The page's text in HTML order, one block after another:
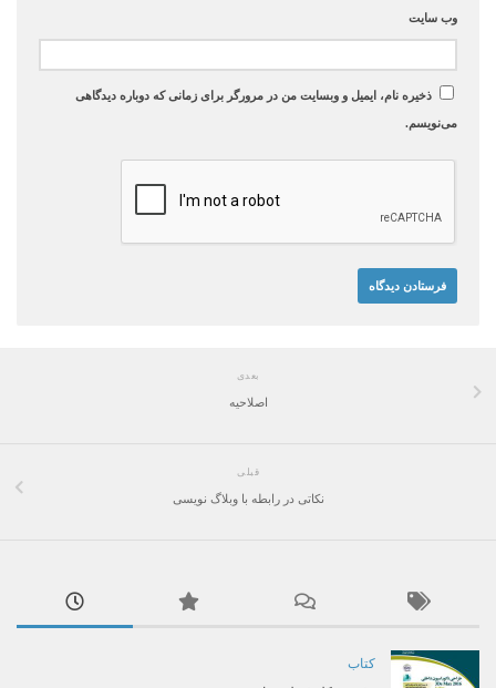
وب‌ سایت
ذخیره نام، ایمیل و وبسایت من در مرورگر برای زمانی که دوباره دیدگاهی
می‌نویسم.
بعدی
اصلاحیه
قبلی
نکاتی در رابطه با وبلاگ نویسی
کتاب